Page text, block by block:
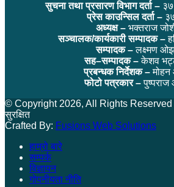
सुचना तथा प्रसारण विभाग दर्ता –
प्रेस काउन्सिल दर्ता –
अध्यक्ष – भक्तराज
सञ्चालक/कार्यकारी सम्पादक –
सम्पादक –लक्ष्मण
सह–सम्पादक –केशव
प्रबन्धक निर्देशक –मोहन
फोटो पत्रकार –
© Copyright 2026, All Rights
सुरक्षित
Crafted By: Fusions Web Solutions
हाम्रो बारे
सम्पर्क
विज्ञापन
गोपनीयता नीति